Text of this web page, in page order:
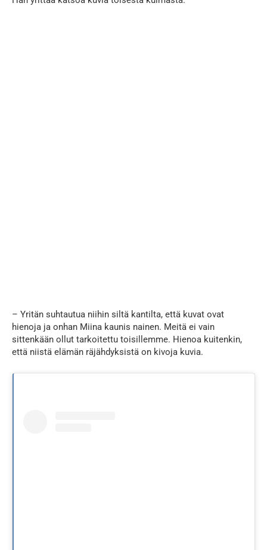
– Yritän suhtautua niihin siltä kantilta, että kuvat ovat
hienoja ja onhan Miina kaunis nainen. Meitä ei vain
sittenkään ollut tarkoitettu toisillemme. Hienoa kuitenkin,
että niistä elämän räjähdyksistä on kivoja kuvia.